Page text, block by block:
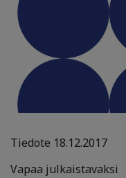
Tiedote 18.12.2017
Vapaa julkaistavaksi